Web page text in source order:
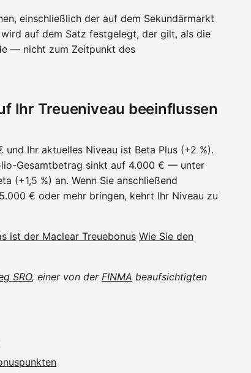
einschließlich der auf dem Sekundärmarkt
auf dem Satz festgelegt, der gilt, als die
— nicht zum Zeitpunkt des
Ihr Treueniveau beeinflussen
Ihr aktuelles Niveau ist Beta Plus (+2 %).
Gesamtbetrag sinkt auf 4.000 € — unter
(+1,5 %) an. Wenn Sie anschließend
€ oder mehr bringen, kehrt Ihr Niveau zu
ist der Maclear Treuebonus Wie Sie den
SRO, einer von der FINMA beaufsichtigten